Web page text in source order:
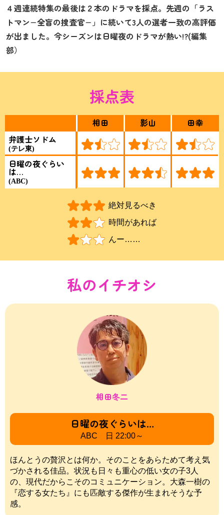
４週連続特集の最後は２本のドラマを採点。先週の「ラス
トマン−全盲の捜査官−」に続いて3人の選者一致の高評価
が出ました。今シーズンは日曜夜のドラマが熱い!?(編集
部）
採点表
相田 影山
田幸
弁護士ソドム
(テレ東)
日曜の夜ぐらい
は…
(ABC)
絶対見るべき
時間があれば
んー……
私のイチオシ
相田冬二
日曜の夜ぐらいは…
ABC 日 22:00～
ほんとうの贅沢とは何か。そのことをあらためて考え気
づかされる佳品。状況も日々も重心の低い女の子3人
の、現代だからこそのコミュニケーション。大森一樹の
『恋する女たち』にも匹敵する傑作が生まれそうな予
感。